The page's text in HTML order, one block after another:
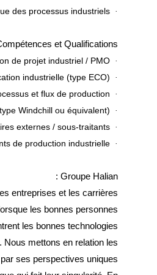
·
et Qualifications :
·
·
·
·
·
·
Groupe Halian :
entreprises et les carrières.
les bonnes personnes
les bonnes technologies.
Nous mettons en relation les
ses perspectives uniques.